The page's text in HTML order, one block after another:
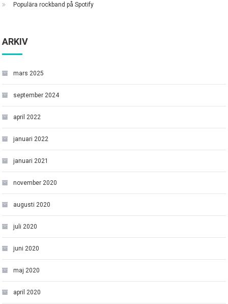
Populära rockband på Spotify
ARKIV
mars 2025
september 2024
april 2022
januari 2022
januari 2021
november 2020
augusti 2020
juli 2020
juni 2020
maj 2020
april 2020